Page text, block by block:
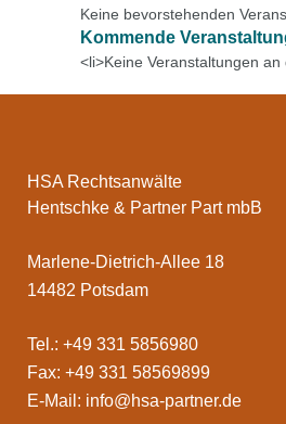
Keine bevorstehenden
Kommende
<li>Keine Veranstaltungen an
HSA Rechtsanwälte
Hentschke & Partner Part mbB
Marlene-Dietrich-Allee 18
14482 Potsdam
Tel.: +49 331 5856980
Fax: +49 331 58569899
E-Mail: info@hsa-partner.de